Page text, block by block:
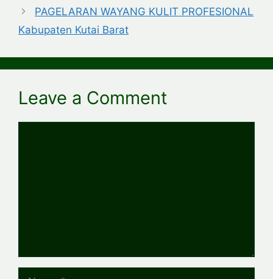
PAGELARAN WAYANG KULIT PROFESIONAL
Kabupaten Kutai Barat
Leave a Comment